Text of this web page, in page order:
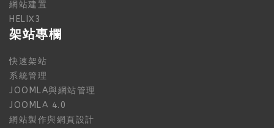
網站建置
HELIX3
架站專欄
快速架站
系統管理
JOOMLA與網站管理
JOOMLA 4.0
網站製作與網頁設計